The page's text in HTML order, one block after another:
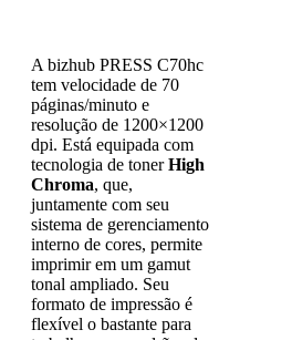
A bizhub PRESS C70hc
tem velocidade de 70
páginas/minuto e
resolução de 1200×1200
dpi. Está equipada com
tecnologia de tonerHigh
Chroma, que,
juntamente com seu
sistema de gerenciamento
interno de cores, permite
imprimir em um gamut
tonal ampliado. Seu
formato de impressão é
flexível o bastante para